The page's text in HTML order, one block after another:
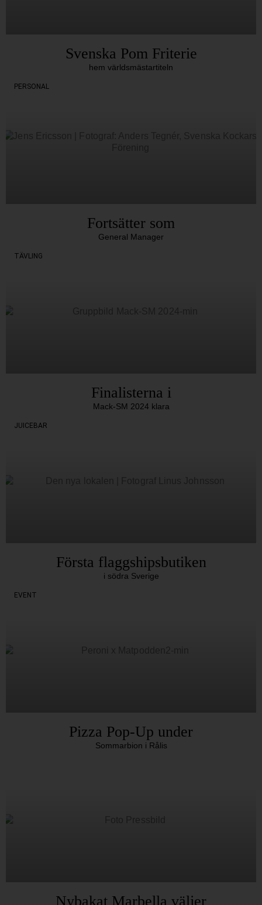
Svenska Pom Friterie
hem världsmästartiteln
PERSONAL
Fortsätter som
General Manager
TÄVLING
Finalisterna i
Mack-SM 2024 klara
JUICEBAR
Första flaggshipsbutiken
i södra Sverige
EVENT
Pizza Pop-Up under
Sommarbion i Rålis
Nybakat Marbella väljer